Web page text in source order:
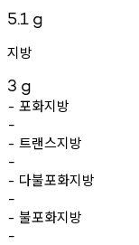
5.1 g
지방
3 g
- 포화지방
-
- 트랜스지방
-
- 다불포화지방
-
- 불포화지방
-